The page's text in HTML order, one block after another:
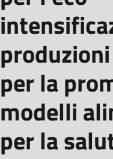
per la
modelli
per la